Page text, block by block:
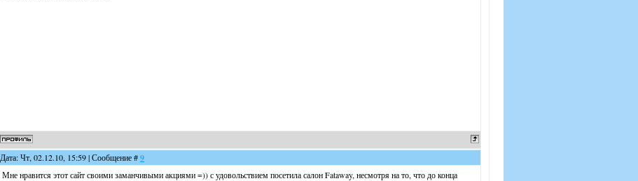
Дата: Чт, 02.12.10, 15:59 | Сообщение #9
Мне нравится этот сайт своими заманчивыми акциями =)) с удовольствием посетила салон Fataway, несмотря на то, что до конца